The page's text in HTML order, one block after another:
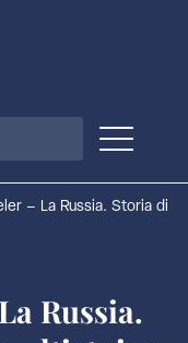
– La Russia. Storia di
Russia.